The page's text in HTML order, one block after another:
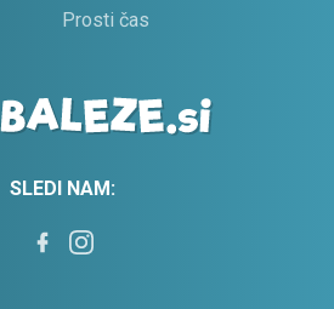
Prosti čas
SLEDI NAM: